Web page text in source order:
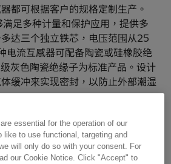
都可根据客户的规格定制生产。
足多种计量和保护应用，提供多
达三个独立铁芯，电压范围从25
电流互感器可配备陶瓷或硅橡胶绝
灰色陶瓷绝缘子为标准产品。设计
缓冲来实现密封，以防止外部潮湿
靠的性能，其现场故障率低于行
在西半球各地均有安装，从沙漠到
essential for the operation of our
like to use functional, targeting and
will only do so with your consent. For
our Cookie Notice. Click "Accept" to